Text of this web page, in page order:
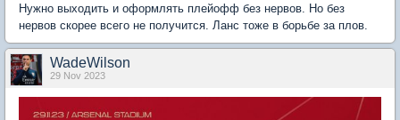
Нужно выходить и оформлять плейофф без нервов. Но без
нервов скорее всего не получится. Ланс тоже в борьбе за плов.
WadeWilson
29 Nov 2023